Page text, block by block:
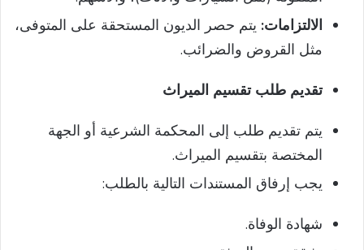
الالتزامات: يتم حصر الديون المستحقة على المتوفى،
مثل القروض والضرائب.
تقديم طلب تقسيم الميراث
يتم تقديم طلب إلى المحكمة الشرعية أو الجهة
المختصة بتقسيم الميراث.
يجب إرفاق المستندات التالية بالطلب:
شهادة الوفاة.